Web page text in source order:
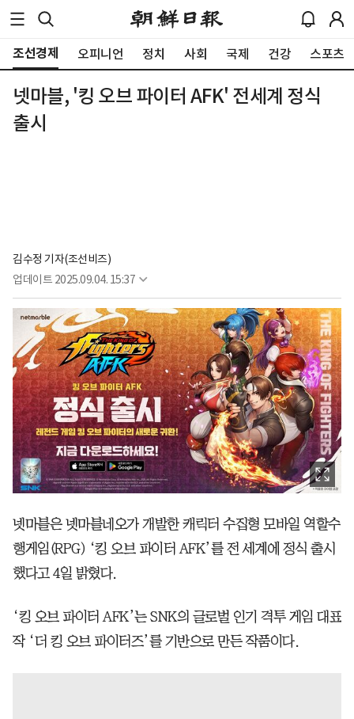
조선경제 오피니언 정치 사회 국제 건강 스포츠
넷마블, '킹 오브 파이터 AFK' 전세계 정식
출시
김수정 기자(조선비즈)
업데이트 2025.09.04. 15:37
넷마블은 넷마블네오가 개발한 캐릭터 수집형 모바일 역할수
행게임(RPG) ‘킹 오브 파이터 AFK’를 전 세계에 정식 출시
했다고 4일 밝혔다.
‘킹 오브 파이터 AFK’는 SNK의 글로벌 인기 격투 게임 대표
작 ‘더 킹 오브 파이터즈’를 기반으로 만든 작품이다.